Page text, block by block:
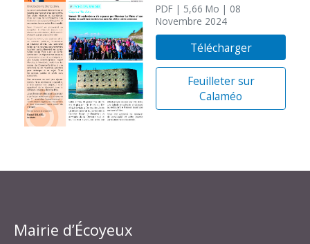
PDF | 5,66 Mo | 08
Novembre 2024
Télécharger
Feuilleter sur
Calaméo
Mairie d’Écoyeux